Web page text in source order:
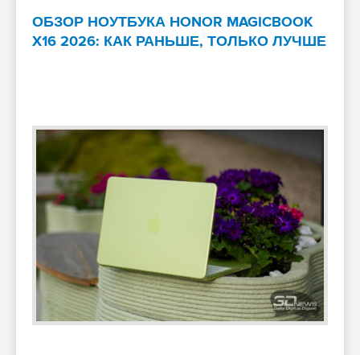
ОБЗОР НОУТБУКА HONOR MAGICBOOK
X16 2026: КАК РАНЬШЕ, ТОЛЬКО ЛУЧШЕ